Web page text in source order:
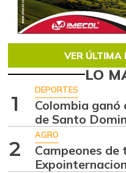
VER ÚLTIMA
LO
1
DEPORTES
Colombia ganó
de Santo
2
AGRO
Campeones de